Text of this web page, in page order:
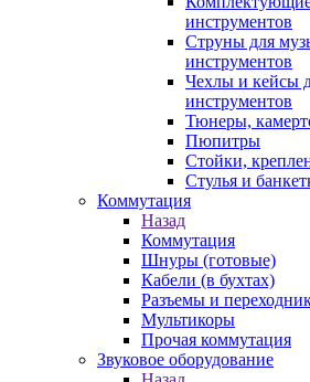
инструментов
Струны для
инструментов
Чехлы и кейсы
инструментов
Тюнеры,
Пюпитры
Стойки,
Стулья и
Коммутация
Назад
Коммутация
Шнуры (готовые)
Кабели (в бухтах)
Разъемы и
Мультикоры
Прочая коммутация
Звуковое оборудование